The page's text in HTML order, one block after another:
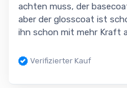
achten muss, der
aber der glosscoat ist
ihn schon mit mehr Kraft
Verifizierter Kauf